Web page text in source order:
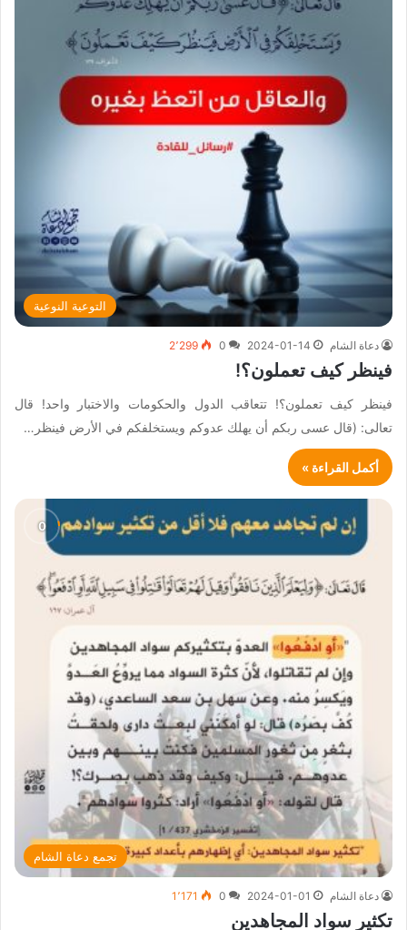
التوعية النوعية
دعاة الشام 2024-01-14
0 2٬299
فينظر كيف تعملون؟!
فينظر كيف تعملون؟! تتعاقب الدول والحكومات والاختبار واحد! قال
تعالى: (قال عسى ربكم أن يهلك عدوكم ويستخلفكم في الأرض فينظر…
أكمل القراءة »
تجمع دعاة الشام
دعاة الشام 2024-01-01
0 1٬171
تكثير سواد المجاهدين